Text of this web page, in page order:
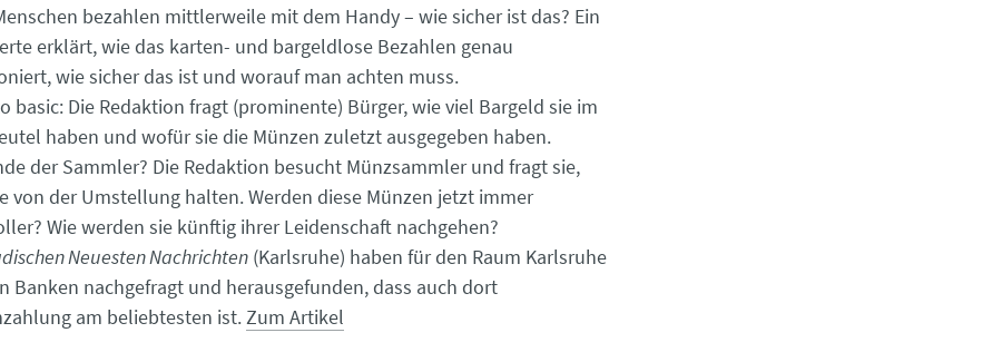
bezahlen mittlerweile mit dem Handy – wie sicher ist das? Ein
erklärt, wie das karten- und bargeldlose Bezahlen genau
wie sicher das ist und worauf man achten muss.
basic: Die Redaktion fragt (prominente) Bürger, wie viel Bargeld sie im
haben und wofür sie die Münzen zuletzt ausgegeben haben.
der Sammler? Die Redaktion besucht Münzsammler und fragt sie,
von der Umstellung halten. Werden diese Münzen jetzt immer
Wie werden sie künftig ihrer Leidenschaft nachgehen?
Neuesten Nachrichten (Karlsruhe) haben für den Raum Karlsruhe
Banken nachgefragt und herausgefunden, dass auch dort
am beliebtesten ist. Zum Artikel